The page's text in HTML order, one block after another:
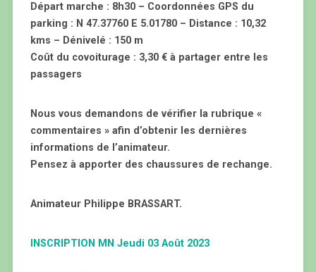
Départ marche : 8h30 – Coordonnées GPS du
parking : N 47.37760 E 5.01780 – Distance : 10,32
kms – Dénivelé : 150 m
Coût du covoiturage : 3,30 € à partager entre les
passagers
Nous vous demandons de vérifier la rubrique «
commentaires » afin d’obtenir les dernières
informations de l’animateur.
Pensez à apporter des chaussures de rechange.
Animateur Philippe BRASSART.
INSCRIPTION MN Jeudi 03 Août 2023